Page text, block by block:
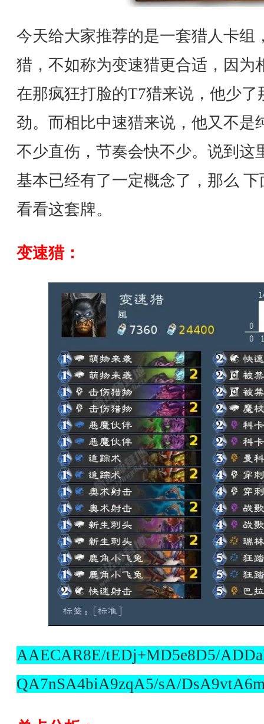
今天给大家推荐的是一套猎人卡组
猎，不如称为变速猎更合适，因为
在那疯狂打脸的T7猎来说，他少了
劲。而相比中速猎来说，他又不是
不少直伤，节奏会快不少。说到这
基本已经有了一定概念了，那么
看看这套牌。
变速猎：
AAECAR8E/tEDj+MD5e8D5/
QA7nSA4biA9zqA5/sA/